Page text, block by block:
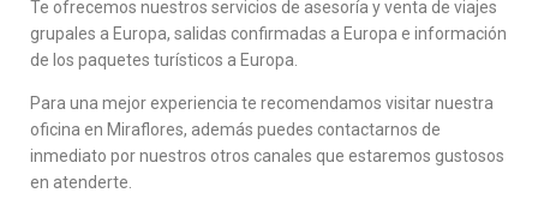
Te ofrecemos nuestros servicios de asesoría y venta de viajes
grupales a Europa, salidas confirmadas a Europa e información
de los paquetes turísticos a Europa.
Para una mejor experiencia te recomendamos visitar nuestra
oficina en Miraflores, además puedes contactarnos de
inmediato por nuestros otros canales que estaremos gustosos
en atenderte.